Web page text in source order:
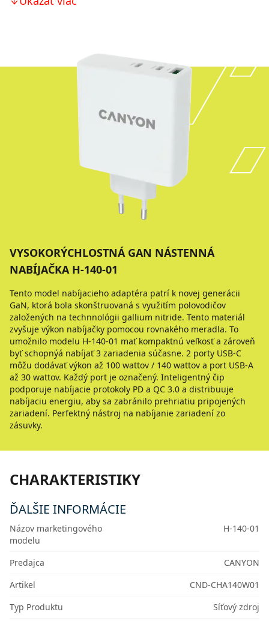
VYSOKORÝCHLOSTNÁ GAN NÁSTENNÁ
NABÍJAČKA H-140-01
Tento model nabíjacieho adaptéra patrí k novej generácii
GaN, ktorá bola skonštruovaná s využitím polovodičov
založených na technnológii gallium nitride. Tento materiál
zvyšuje výkon nabíjačky pomocou rovnakého meradla. To
umožnilo modelu H-140-01 mať kompaktnú veľkosť a zároveň
byť schopnýá nabíjať 3 zariadenia súčasne. 2 porty USB-C
môžu dodávať výkon až 100 wattov / 140 wattov a port USB-A
až 30 wattov. Každý port je označený. Inteligentný čip
podporuje nabíjacie protokoly PD a QC 3.0 a distribuuje
nabíjaciu energiu, aby sa zabránilo prehriatiu pripojených
zariadení. Perfektný nástroj na nabíjanie zariadení zo
zásuvky.
CHARAKTERISTIKY
ĎALŠIE INFORMÁCIE
Názov marketingového
modelu
H-140-01
Predajca
CANYON
Artikel
CND-CHA140W01
Typ Produktu
Síťový zdroj